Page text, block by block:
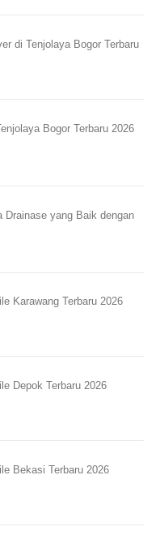
di Tenjolaya Bogor Terbaru
Bogor Terbaru 2026
Drainase yang Baik dengan
Karawang Terbaru 2026
Depok Terbaru 2026
Bekasi Terbaru 2026